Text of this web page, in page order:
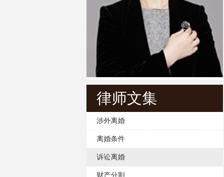
律师文集
涉外离婚
离婚条件
诉讼离婚
财产分割